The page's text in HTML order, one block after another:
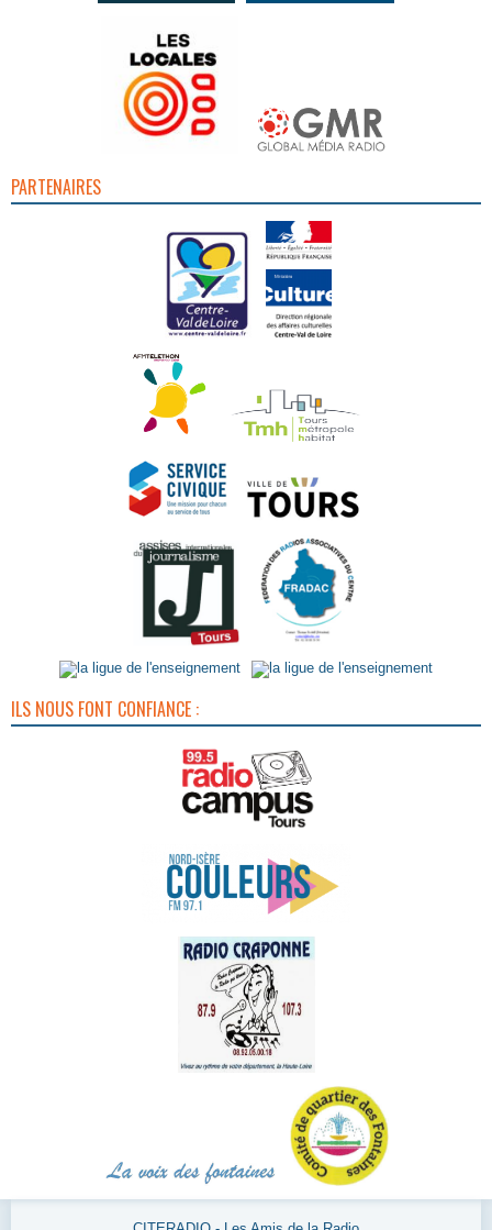
PARTENAIRES
ILS NOUS FONT CONFIANCE :